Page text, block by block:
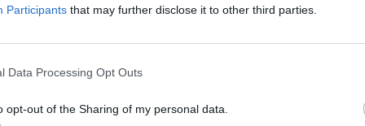
Participants that may further disclose it to other third parties.
Data Processing Opt Outs
opt-out of the Sharing of my personal data.